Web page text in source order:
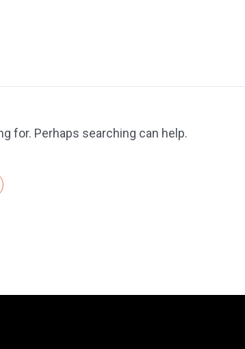
for. Perhaps searching can help.